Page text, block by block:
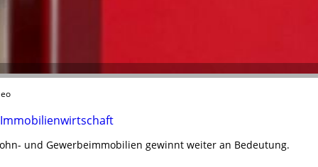
und Gewerbeimmobilien gewinnt weiter an Bedeutung.